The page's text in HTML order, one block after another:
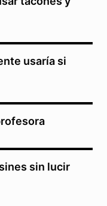
usaría si
sin lucir